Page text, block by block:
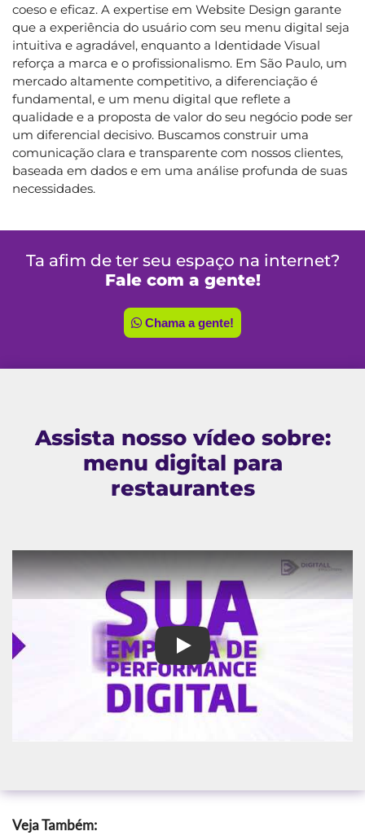
coeso e eficaz. A expertise em Website Design garante
que a experiência do usuário com seu menu digital seja
intuitiva e agradável, enquanto a Identidade Visual
reforça a marca e o profissionalismo. Em São Paulo, um
mercado altamente competitivo, a diferenciação é
fundamental, e um menu digital que reflete a
qualidade e a proposta de valor do seu negócio pode ser
um diferencial decisivo. Buscamos construir uma
comunicação clara e transparente com nossos clientes,
baseada em dados e em uma análise profunda de suas
necessidades.
Ta afim de ter seu espaço na internet?
Fale com a gente!
Chama a gente!
Assista nosso vídeo sobre:
menu digital para
restaurantes
menu digital para restaurantes
Veja Também: